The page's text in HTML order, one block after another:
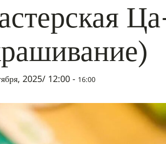
2025/ 12:00 - 16:00